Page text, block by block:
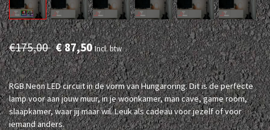
€175,00 € 87,50Incl. btw
RGB Neon LED circuit in de vorm van Hungaroring. Dit is de perfecte
lamp voor aan jouw muur, in je woonkamer, man cave, game room,
slaapkamer, waar jij maar wil. Leuk als cadeau voor jezelf of voor
iemand anders.